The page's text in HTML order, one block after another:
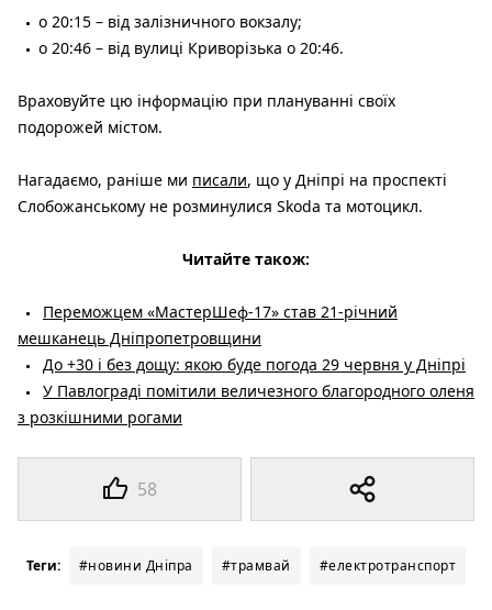
58
о 20:15 – від залізничного вокзалу;
о 20:46 – від вулиці Криворізька о 20:46.
Враховуйте цю інформацію при плануванні своїх
подорожей містом.
Нагадаємо, раніше ми писали, що у Дніпрі на проспекті
Слобожанському не розминулися Skoda та мотоцикл.
Читайте також:
Переможцем «МастерШеф-17» став 21-річний
мешканець Дніпропетровщини
До +30 і без дощу: якою буде погода 29 червня у Дніпрі
У Павлограді помітили величезного благородного оленя
з розкішними рогами
Теги: #новини Дніпра #трамвай #електротранспорт